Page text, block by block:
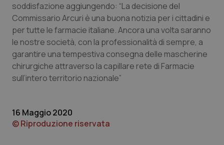
Puglia
Sardegna
Sicilia
Umbria
Malattie rare
Malattia di Crohn & Rettocolite Ulcerosa
Neuroscienze & patologie neurodegenerative
Oftalmologia
soddisfazione aggiungendo: “La decisione del
Commissario Arcuri è una buona notizia per i cittadini e
per tutte le farmacie italiane. Ancora una volta saranno
le nostre società, con la professionalità di sempre, a
garantire una tempestiva consegna delle mascherine
chirurgiche attraverso la capillare rete di Farmacie
sull’intero territorio nazionale”
16 Maggio 2020
© Riproduzione riservata